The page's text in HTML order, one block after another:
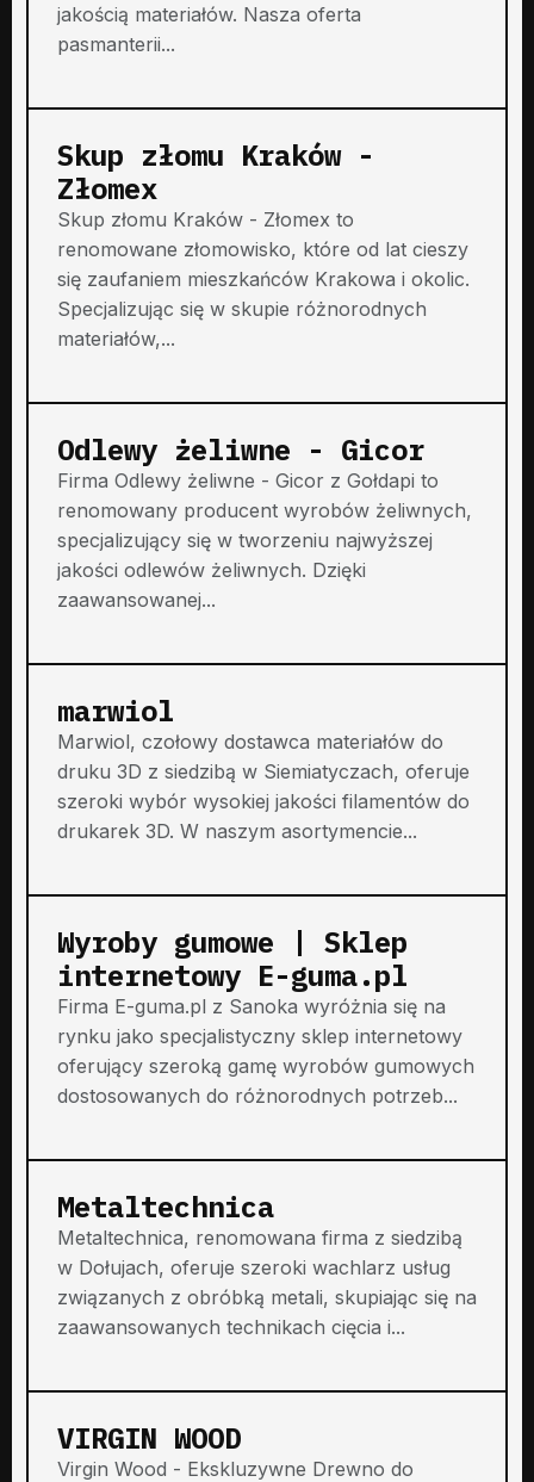
jakością materiałów. Nasza oferta
pasmanterii...
Skup złomu Kraków -
Złomex
Skup złomu Kraków - Złomex to
renomowane złomowisko, które od lat cieszy
się zaufaniem mieszkańców Krakowa i okolic.
Specjalizując się w skupie różnorodnych
materiałów,...
Odlewy żeliwne - Gicor
Firma Odlewy żeliwne - Gicor z Gołdapi to
renomowany producent wyrobów żeliwnych,
specjalizujący się w tworzeniu najwyższej
jakości odlewów żeliwnych. Dzięki
zaawansowanej...
marwiol
Marwiol, czołowy dostawca materiałów do
druku 3D z siedzibą w Siemiatyczach, oferuje
szeroki wybór wysokiej jakości filamentów do
drukarek 3D. W naszym asortymencie...
Wyroby gumowe | Sklep
internetowy E-guma.pl
Firma E-guma.pl z Sanoka wyróżnia się na
rynku jako specjalistyczny sklep internetowy
oferujący szeroką gamę wyrobów gumowych
dostosowanych do różnorodnych potrzeb...
Metaltechnica
Metaltechnica, renomowana firma z siedzibą
w Dołujach, oferuje szeroki wachlarz usług
związanych z obróbką metali, skupiając się na
zaawansowanych technikach cięcia i...
VIRGIN WOOD
Virgin Wood - Ekskluzywne Drewno do